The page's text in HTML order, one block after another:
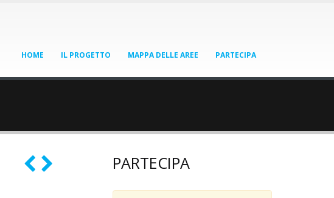
HOME IL PROGETTO MAPPA DELLE AREE PARTECIPA
PARTECIPA